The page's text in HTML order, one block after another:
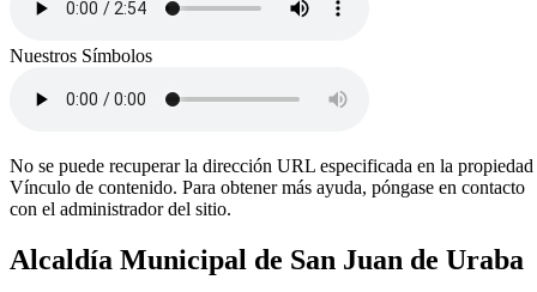
Nuestros Símbolos
No se puede recuperar la dirección URL especificada en la propiedad
Vínculo de contenido. Para obtener más ayuda, póngase en contacto
con el administrador del sitio.
Alcaldía Municipal de San Juan de Uraba